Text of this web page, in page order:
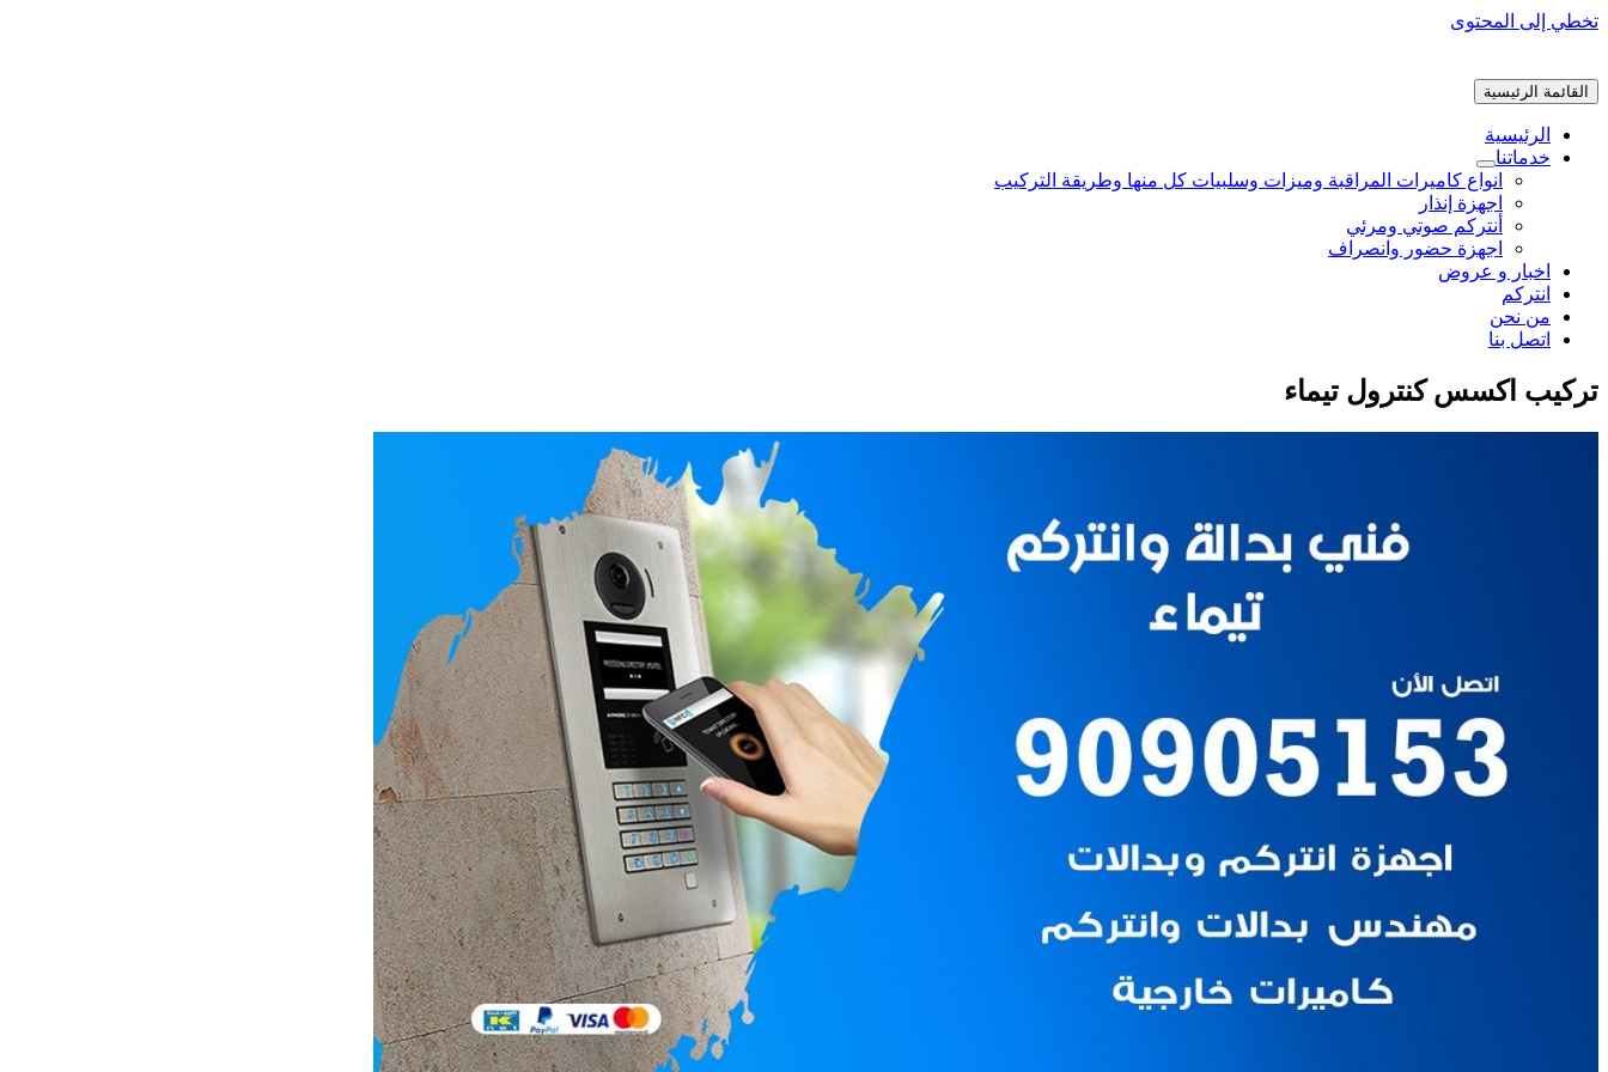
تخطي إلى المحتوى
القائمة الرئيسية
الرئيسية
خدماتنا
انواع كاميرات المراقبة وميزات وسلبيات كل منها وطريقة التركيب
اجهزة إنذار
أنتركم صوتي ومرئي
اجهزة حضور وانصراف
اخبار و عروض
انتركم
من نحن
اتصل بنا
تركيب اكسس كنترول تيماء